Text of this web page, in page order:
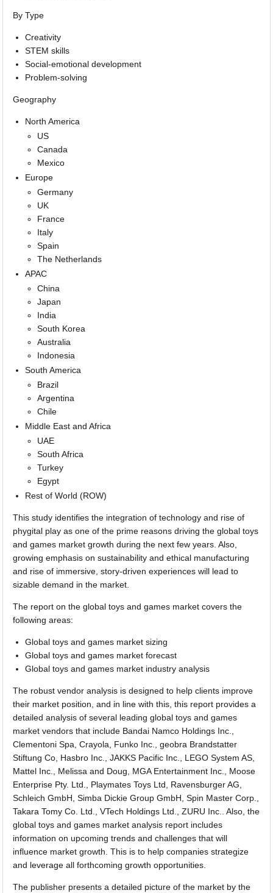
By Type
Creativity
STEM skills
Social-emotional development
Problem-solving
Geography
North America
US
Canada
Mexico
Europe
Germany
UK
France
Italy
Spain
The Netherlands
APAC
China
Japan
India
South Korea
Australia
Indonesia
South America
Brazil
Argentina
Chile
Middle East and Africa
UAE
South Africa
Turkey
Egypt
Rest of World (ROW)
This study identifies the integration of technology and rise of
phygital play as one of the prime reasons driving the global toys
and games market growth during the next few years. Also,
growing emphasis on sustainability and ethical manufacturing
and rise of immersive, story-driven experiences will lead to
sizable demand in the market.
The report on the global toys and games market covers the
following areas:
Global toys and games market sizing
Global toys and games market forecast
Global toys and games market industry analysis
The robust vendor analysis is designed to help clients improve
their market position, and in line with this, this report provides a
detailed analysis of several leading global toys and games
market vendors that include Bandai Namco Holdings Inc.,
Clementoni Spa, Crayola, Funko Inc., geobra Brandstatter
Stiftung Co, Hasbro Inc., JAKKS Pacific Inc., LEGO System AS,
Mattel Inc., Melissa and Doug, MGA Entertainment Inc., Moose
Enterprise Pty. Ltd., Playmates Toys Ltd, Ravensburger AG,
Schleich GmbH, Simba Dickie Group GmbH, Spin Master Corp.,
Takara Tomy Co. Ltd., VTech Holdings Ltd., ZURU Inc.. Also, the
global toys and games market analysis report includes
information on upcoming trends and challenges that will
influence market growth. This is to help companies strategize
and leverage all forthcoming growth opportunities.
The publisher presents a detailed picture of the market by the